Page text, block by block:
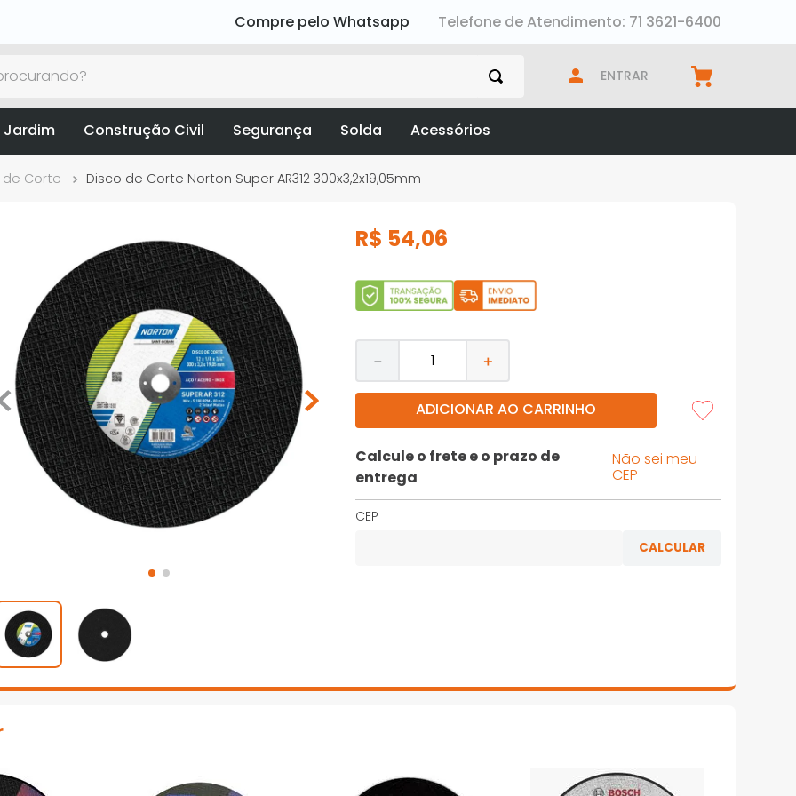
Compre pelo Whatsapp
Telefone de Atendimento: 71 3621-6400
ENTRAR
Jardim Construção Civil Segurança Solda Acessórios
de Corte Disco de Corte Norton Super AR312 300x3,2x19,05mm
R$ 54,06
＋
－
ADICIONAR AO CARRINHO
Calcule o frete e o prazo de
entrega
Não sei meu
CEP
CEP